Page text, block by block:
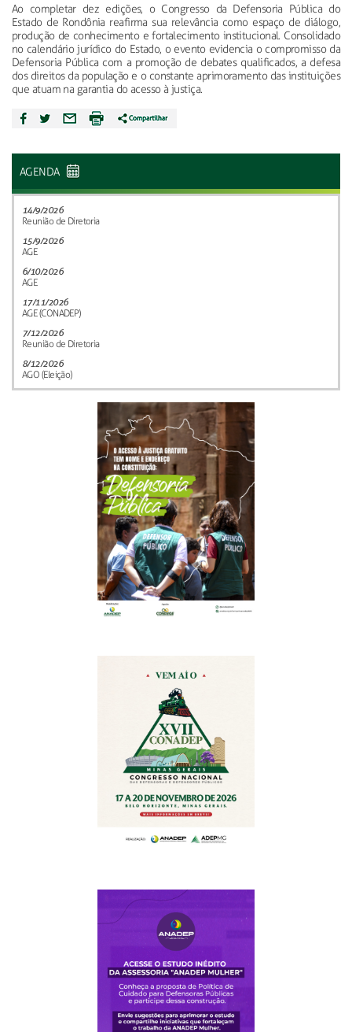
Ao completar dez edições, o Congresso da Defensoria Pública do
Estado de Rondônia reafirma sua relevância como espaço de diálogo,
produção de conhecimento e fortalecimento institucional. Consolidado
no calendário jurídico do Estado, o evento evidencia o compromisso da
Defensoria Pública com a promoção de debates qualificados, a defesa
dos direitos da população e o constante aprimoramento das instituições
que atuam na garantia do acesso à justiça.
AGENDA
14/9/2026
Reunião de Diretoria
15/9/2026
AGE
6/10/2026
AGE
17/11/2026
AGE (CONADEP)
7/12/2026
Reunião de Diretoria
8/12/2026
AGO (Eleição)